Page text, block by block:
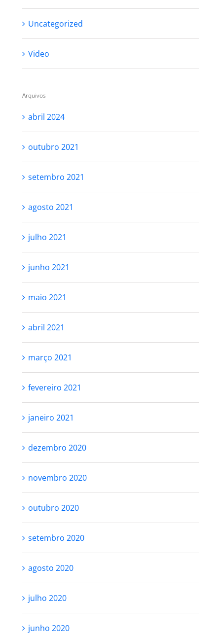
Uncategorized
Video
Arquivos
abril 2024
outubro 2021
setembro 2021
agosto 2021
julho 2021
junho 2021
maio 2021
abril 2021
março 2021
fevereiro 2021
janeiro 2021
dezembro 2020
novembro 2020
outubro 2020
setembro 2020
agosto 2020
julho 2020
junho 2020